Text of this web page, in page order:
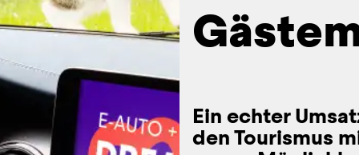
Ein echter
den Tourismus